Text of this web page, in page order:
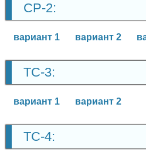
СР-2:
вариант 1 вариант 2
ТС-3:
вариант 1 вариант 2
ТС-4: